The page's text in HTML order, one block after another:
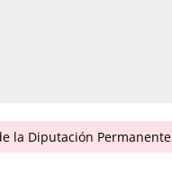
la Diputación